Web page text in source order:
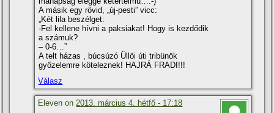
A másik egy rövid, „új-pesti” vicc:
„Két lila beszélget:
-Fel kellene hí­vni a paksiakat! Hogy is kezdődik
a számuk?
– 0-6…”
A telt házas , búcsúzó Üllöi úti tribünök
győzelemre köteleznek! HAJRÁ FRADI!!!
Válasz
Eleven on2013. március 4. hétfő - 17:18